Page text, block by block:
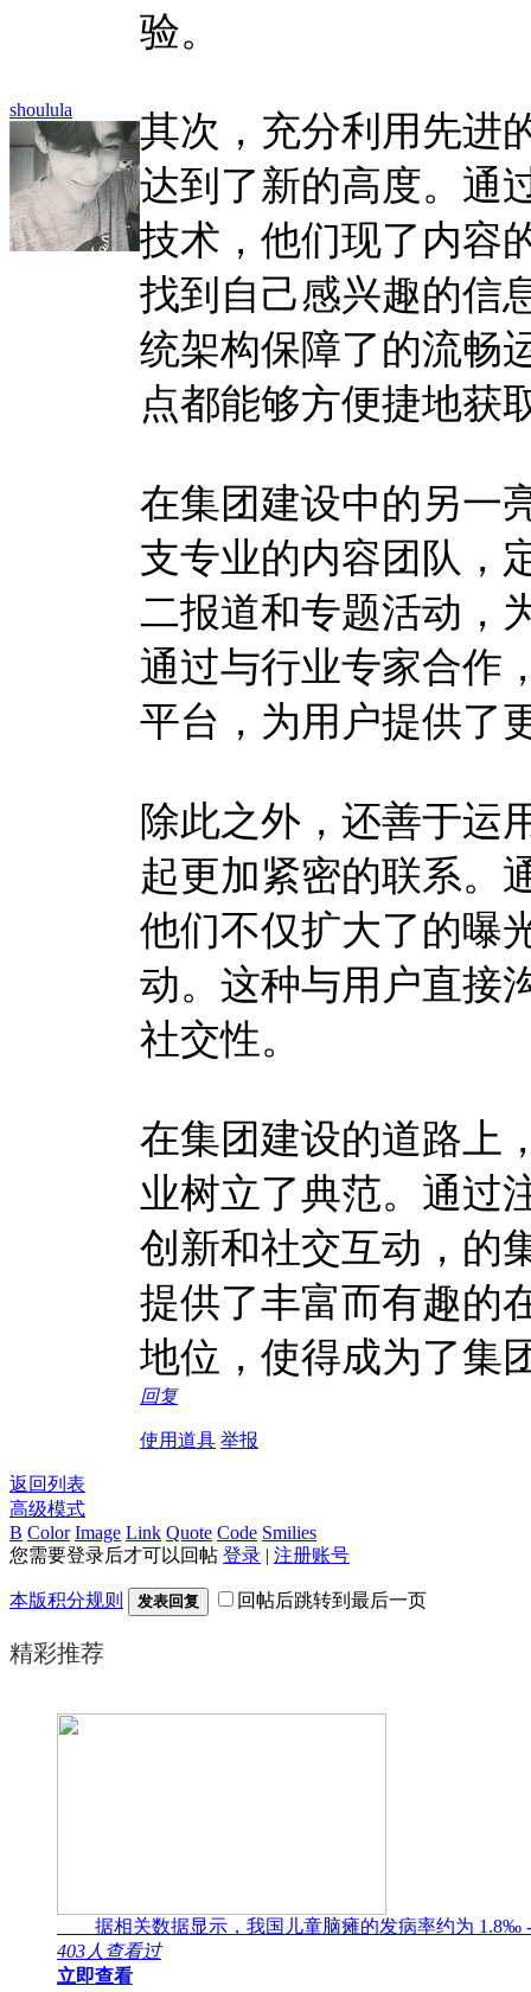
shoulula
验。
其次，充分利用先进
达到了新的高度。通
技术，他们现了内容
找到自己感兴趣的信
统架构保障了的流畅
点都能够方便捷地获
在集团建设中的另一
支专业的内容团队，
二报道和专题活动，
通过与行业专家合作
平台，为用户提供了
除此之外，还善于运
起更加紧密的联系。
他们不仅扩大了的曝
动。这种与用户直接
社交性。
在集团建设的道路上
业树立了典范。通过
创新和社交互动，的
提供了丰富而有趣的
地位，使得成为了集
回复
使用道具 举报
返回列表
高级模式
B Color Image Link Quote Code Smilies
您需要登录后才可以回帖 登录 | 注册账号
本版积分规则 发表回复 回帖后跳转到最后一页
精彩推荐
据相关数据显示，我国儿童脑瘫的发病率约为 1.8‰
403人查看过
立即查看